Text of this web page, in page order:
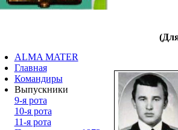
ALMA MATER
Главная
Командиры
Выпускники
9-я рота
10-я рота
11-я рота